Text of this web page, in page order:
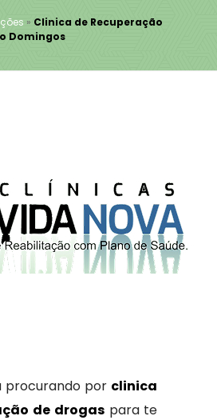
» Clinica de Recuperação
Domingos
procurando por clinica
de drogaspara te